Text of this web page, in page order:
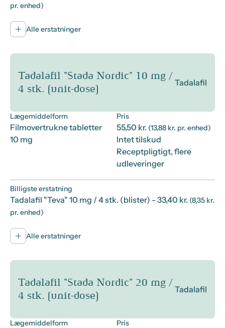
pr. enhed)
Alle erstatninger
Tadalafil "Stada Nordic" 10 mg /
4 stk. (unit-dose)
Tadalafil
Lægemiddelform
Filmovertrukne tabletter
10 mg
Pris
55,50 kr. (13,88 kr. pr. enhed)
Intet tilskud
Receptpligtigt, flere
udleveringer
Billigste erstatning
Tadalafil "Teva" 10 mg / 4 stk. (blister) - 33,40 kr. (8,35 kr.
pr. enhed)
Alle erstatninger
Tadalafil "Stada Nordic" 20 mg /
4 stk. (unit-dose)
Tadalafil
Lægemiddelform Pris